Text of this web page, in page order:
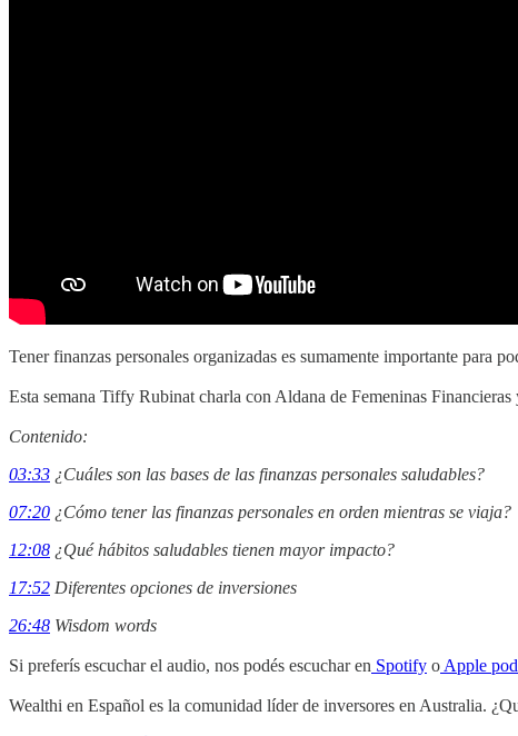
Tener finanzas personales organizadas es sumamente importante para
Esta semana Tiffy Rubinat charla con Aldana de Femeninas
Contenido:
03:33 ¿Cuáles son las bases de las finanzas personales saludables?
07:20 ¿Cómo tener las finanzas personales en orden mientras se viaja?
12:08 ¿Qué hábitos saludables tienen mayor impacto?
17:52 Diferentes opciones de inversiones
26:48 Wisdom words
Si preferís escuchar el audio, nos podés escuchar en Spotify o Apple
Wealthi en Español es la comunidad líder de inversores en Australia.